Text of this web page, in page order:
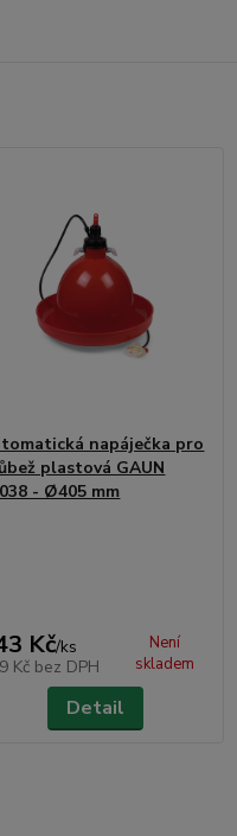
napáječka pro
plastová GAUN
- Ø405 mm
Kč/ks
Kč bez DPH
Není
skladem
Detail